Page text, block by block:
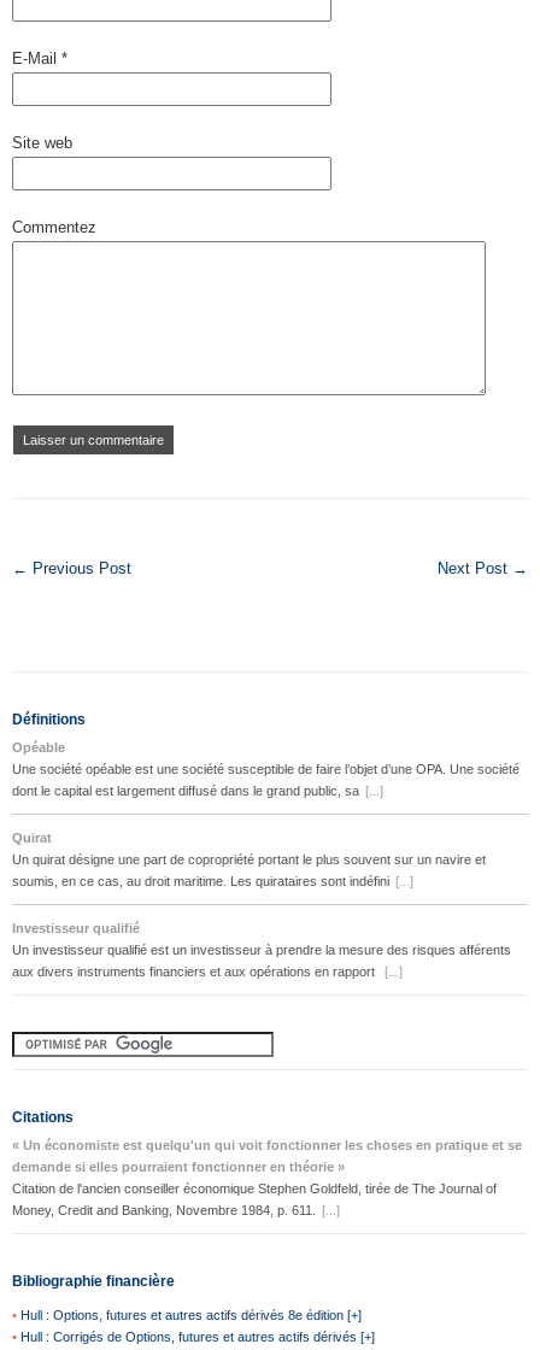
E-Mail *
Site web
Commentez
← Previous Post Next Post →
Définitions
Opéable
Une société opéable est une société susceptible de faire l’objet d’une OPA. Une société
dont le capital est largement diffusé dans le grand public, sa [...]
Quirat
Un quirat désigne une part de copropriété portant le plus souvent sur un navire et
soumis, en ce cas, au droit maritime. Les quirataires sont indéfini [...]
Investisseur qualifié
Un investisseur qualifié est un investisseur à prendre la mesure des risques afférents
aux divers instruments financiers et aux opérations en rapport
[...]
Citations
« Un économiste est quelqu'un qui voit fonctionner les choses en pratique et se
demande si elles pourraient fonctionner en théorie »
Citation de l'ancien conseiller économique Stephen Goldfeld, tirée de The Journal of
Money, Credit and Banking, Novembre 1984, p. 611.
[...]
Bibliographie financière
• Hull : Options, futures et autres actifs dérivés 8e édition [+]
• Hull : Corrigés de Options, futures et autres actifs dérivés [+]